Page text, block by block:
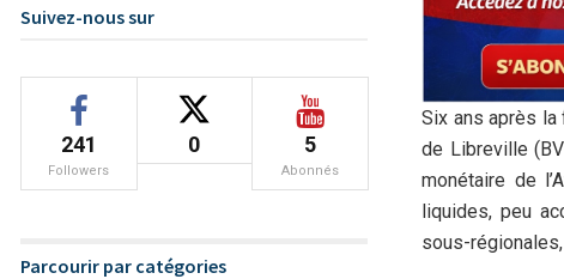
Six ans après la
de Libreville
monétaire de
liquides, peu
sous-
Suivez-nous sur
241
Followers
0 5
Abonnés
Parcourir par catégories